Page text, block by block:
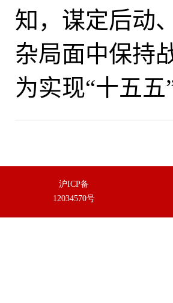
知，谋定后动
杂局面中保持
为实现“十五